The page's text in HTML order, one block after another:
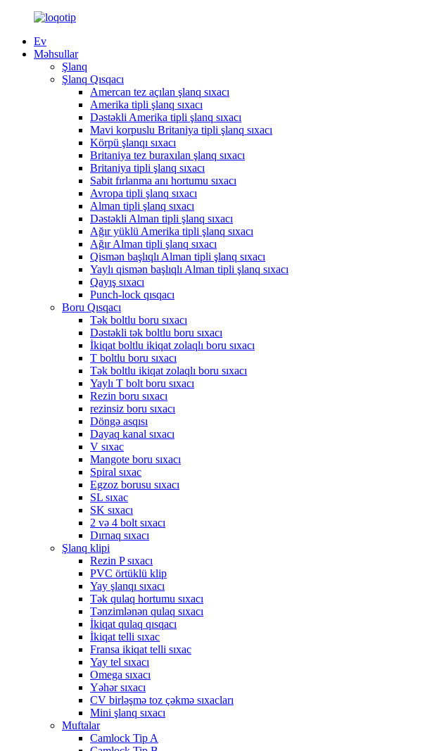
Ev
Məhsullar
Şlanq
Şlanq Qısqacı
Amercan tez açılan şlanq sıxacı
Amerika tipli şlanq sıxacı
Dəstəkli Amerika tipli şlanq sıxacı
Mavi korpuslu Britaniya tipli şlanq sıxacı
Körpü şlanqı sıxacı
Britaniya tez buraxılan şlanq sıxacı
Britaniya tipli şlanq sıxacı
Sabit fırlanma anı hortumu sıxacı
Avropa tipli şlanq sıxacı
Alman tipli şlanq sıxacı
Dəstəkli Alman tipli şlanq sıxacı
Ağır yüklü Amerika tipli şlanq sıxacı
Ağır Alman tipli şlanq sıxacı
Qismən başlıqlı Alman tipli şlanq sıxacı
Yaylı qismən başlıqlı Alman tipli şlanq sıxacı
Qayış sıxacı
Punch-lock qısqacı
Boru Qısqacı
Tək boltlu boru sıxacı
Dəstəkli tək boltlu boru sıxacı
İkiqat boltlu ikiqat zolaqlı boru sıxacı
T boltlu boru sıxacı
Tək boltlu ikiqat zolaqlı boru sıxacı
Yaylı T bolt boru sıxacı
Rezin boru sıxacı
rezinsiz boru sıxacı
Döngə asqısı
Dayaq kanal sıxacı
V sıxac
Mangote boru sıxacı
Spiral sıxac
Egzoz borusu sıxacı
SL sıxac
SK sıxacı
2 və 4 bolt sıxacı
Dırnaq sıxacı
Şlanq klipi
Rezin P sıxacı
PVC örtüklü klip
Yay şlanqı sıxacı
Tək qulaq hortumu sıxacı
Tənzimlənən qulaq sıxacı
İkiqat qulaq qısqacı
İkiqat telli sıxac
Fransa ikiqat telli sıxac
Yay tel sıxacı
Omega sıxacı
Yəhər sıxacı
CV birləşmə toz çəkmə sıxacları
Mini şlanq sıxacı
Muftalar
Camlock Tip A